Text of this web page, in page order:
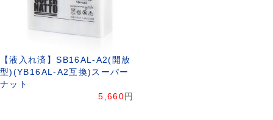
【液入れ済】SB16AL-A2(開放
型)(YB16AL-A2互換)スーパー
ナット
5,660 円